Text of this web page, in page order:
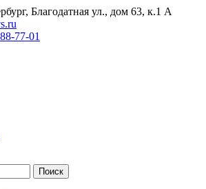
Благодатная ул., дом 63, к.1 А
77-01